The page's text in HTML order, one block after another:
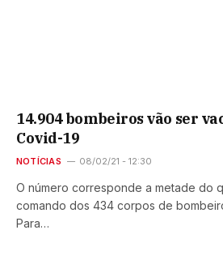
14.904 bombeiros vão ser
Covid-19
NOTÍCIAS 08/02/21 - 12:30
O número corresponde a metade do
comando dos 434 corpos de
Para…